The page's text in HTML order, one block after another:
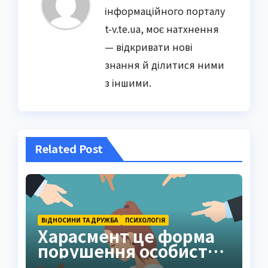
інформаційного порталу
t-v.te.ua, моє натхнення
— відкривати нові
знання й ділитися ними
з іншими.
Related Post
ВІДНОСИНИ ТА ДРУЖБА ПСИХОЛОГІЯ
Харасмент це форма
порушення особистих